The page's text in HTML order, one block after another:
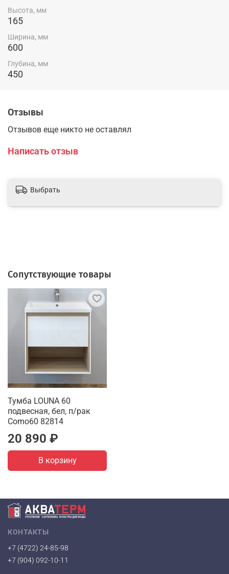
Высота, мм
165
Ширина, мм
600
Глубина, мм
450
Отзывы
Отзывов еще никто не оставлял
Написать отзыв
Выбрать
Сопутствующие товары
Тумба LOUNA 60
подвесная, бел, п/рак
Como60 82814
20 890 ₽
В корзину
КОНТАКТЫ
+7 (4722) 24-85-98
+7 (904) 092-10-11